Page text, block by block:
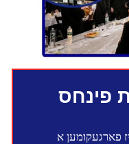
פינחס
פארגעקומען א